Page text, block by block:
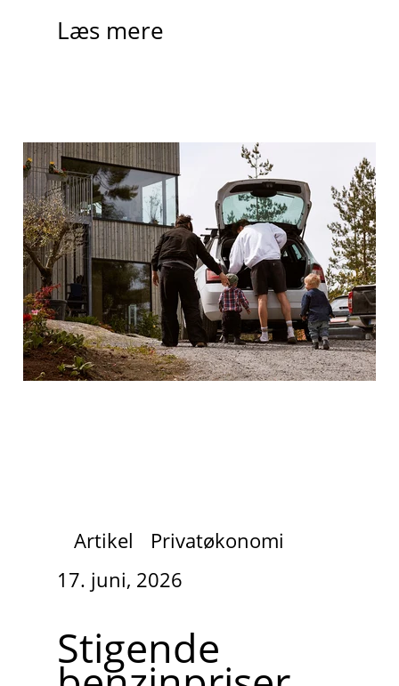
Læs mere
Artikel
Privatøkonomi
17. juni, 2026
Stigende